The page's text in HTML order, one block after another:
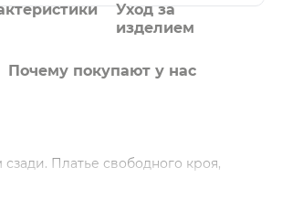
Уход за
изделием
Почему покупают у нас
Платье свободного кроя,